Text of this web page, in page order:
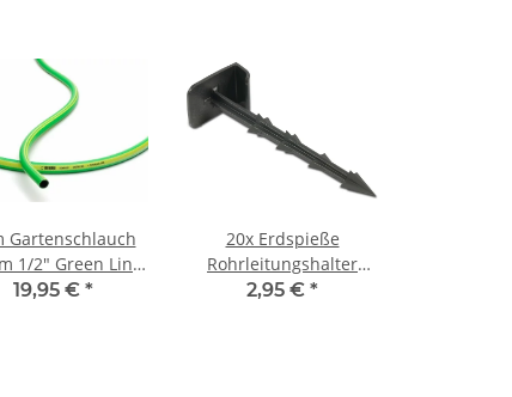
Gartenschlauch
1/2" Green Line
Spule Rehau
19,95 € *
20x Erdspieße
Rohrleitungshalter
ca.16cm schwarz
2,95 € *